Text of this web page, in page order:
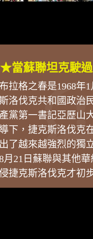
★當蘇聯坦克駛
拉格之春是1968年
洛伐克共和國政治
產黨第一書記亞歷山
導下，捷克斯洛伐克
出了越來越強烈的獨
月21日蘇聯與其他
捷克斯洛伐克才初